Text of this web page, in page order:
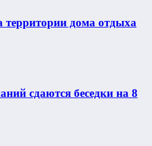
территории дома отдыха
сдаются беседки на 8